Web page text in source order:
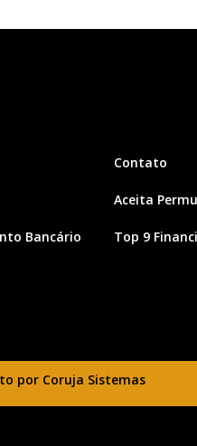
Contato
Aceita
Bancário Top 9
por Coruja Sistemas